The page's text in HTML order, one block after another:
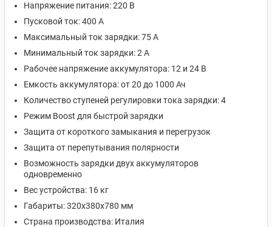
Напряжение питания: 220 В
Пусковой ток: 400 А
Максимальный ток зарядки: 75 А
Минимальный ток зарядки: 2 А
Рабочее напряжение аккумулятора: 12 и 24 В
Емкость аккумулятора: от 20 до 1000 Ач
Количество ступеней регулировки тока зарядки: 4
Режим Boost для быстрой зарядки
Защита от короткого замыкания и перегрузок
Защита от перепутывания полярности
Возможность зарядки двух аккумуляторов
одновременно
Вес устройства: 16 кг
Габариты: 320х380х780 мм
Страна производства: Италия